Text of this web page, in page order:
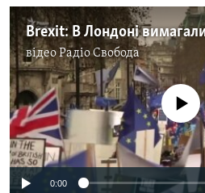
відеоРадіо Свобода
No media source
0:00